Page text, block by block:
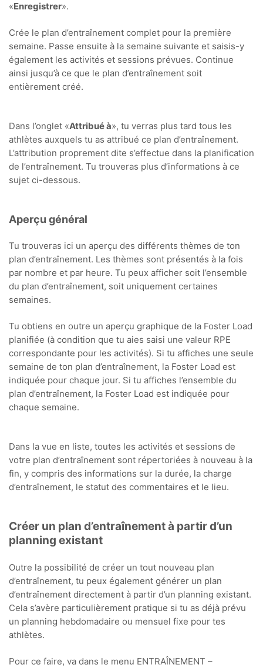
«Enregistrer».
Crée le plan d’entraînement complet pour la première
semaine. Passe ensuite à la semaine suivante et saisis-y
également les activités et sessions prévues. Continue
ainsi jusqu’à ce que le plan d’entraînement soit
entièrement créé.
Dans l’onglet «Attribué à», tu verras plus tard tous les
athlètes auxquels tu as attribué ce plan d’entraînement.
L’attribution proprement dite s’effectue dans la planification
de l’entraînement. Tu trouveras plus d’informations à ce
sujet ci-dessous.
Aperçu général
Tu trouveras ici un aperçu des différents thèmes de ton
plan d’entraînement. Les thèmes sont présentés à la fois
par nombre et par heure. Tu peux afficher soit l’ensemble
du plan d’entraînement, soit uniquement certaines
semaines.
Tu obtiens en outre un aperçu graphique de la Foster Load
planifiée (à condition que tu aies saisi une valeur RPE
correspondante pour les activités). Si tu affiches une seule
semaine de ton plan d’entraînement, la Foster Load est
indiquée pour chaque jour. Si tu affiches l’ensemble du
plan d’entraînement, la Foster Load est indiquée pour
chaque semaine.
Dans la vue en liste, toutes les activités et sessions de
votre plan d’entraînement sont répertoriées à nouveau à la
fin, y compris des informations sur la durée, la charge
d’entraînement, le statut des commentaires et le lieu.
Créer un plan d’entraînement à partir d’un
planning existant
Outre la possibilité de créer un tout nouveau plan
d’entraînement, tu peux également générer un plan
d’entraînement directement à partir d’un planning existant.
Cela s’avère particulièrement pratique si tu as déjà prévu
un planning hebdomadaire ou mensuel fixe pour tes
athlètes.
Pour ce faire, va dans le menu ENTRAÎNEMENT –